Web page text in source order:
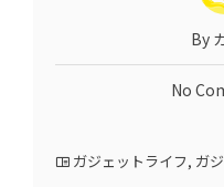
By
No
ガジェットライフ, ガ